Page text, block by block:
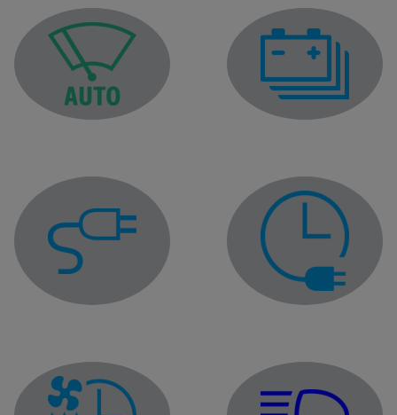
Spia della funzione tergicristallo automaticoSpia del livello della
Spia cavo di ricarica collegato
Spia della